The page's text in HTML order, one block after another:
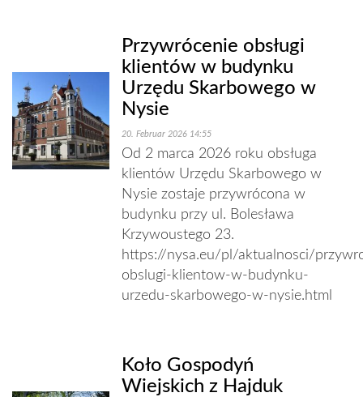
Przywrócenie obsługi
klientów w budynku
Urzędu Skarbowego w
Nysie
20. Februar 2026 14:55
Od 2 marca 2026 roku obsługa
klientów Urzędu Skarbowego w
Nysie zostaje przywrócona w
budynku przy ul. Bolesława
Krzywoustego 23.
https://nysa.eu/pl/aktualnosci/
obslugi-klientow-w-budynku-
urzedu-skarbowego-w-nysie.html
Koło Gospodyń
Wiejskich z Hajduk